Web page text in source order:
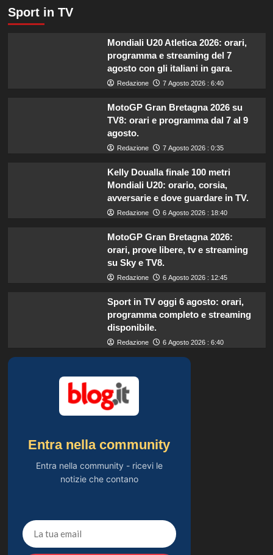
Sport in TV
Mondiali U20 Atletica 2026: orari,
programma e streaming del 7
agosto con gli italiani in gara.
Redazione 7 Agosto 2026 : 6:40
MotoGP Gran Bretagna 2026 su
TV8: orari e programma dal 7 al 9
agosto.
Redazione 7 Agosto 2026 : 0:35
Kelly Doualla finale 100 metri
Mondiali U20: orario, corsia,
avversarie e dove guardare in TV.
Redazione 6 Agosto 2026 : 18:40
MotoGP Gran Bretagna 2026:
orari, prove libere, tv e streaming
su Sky e TV8.
Redazione 6 Agosto 2026 : 12:45
Sport in TV oggi 6 agosto: orari,
programma completo e streaming
disponibile.
Redazione 6 Agosto 2026 : 6:40
Entra nella community
Entra nella community - ricevi le
notizie che contano